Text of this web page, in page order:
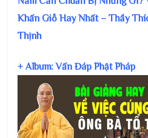
Khấn Giỗ Hay Nhất – Thầy
Thịnh
+ Album: Vấn Đáp Phật Pháp